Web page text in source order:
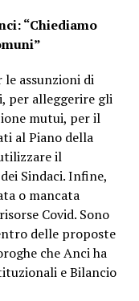
“Chiediamo
”
assunzioni di
per alleggerire gli
mutui, per il
al Piano della
il
Sindaci. Infine,
o mancata
Covid. Sono
delle proposte
che Anci ha
e Bilancio